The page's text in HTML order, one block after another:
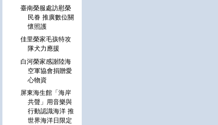
臺南榮服處訪慰榮
民眷 推廣數位關
懷照護
佳里榮家毛孩特攻
隊犬力應援
白河榮家感謝陸海
空軍協會捐贈愛
心物資
屏東海生館「海岸
共聲」用音樂與
行動認識海洋 推
世界海洋日限定